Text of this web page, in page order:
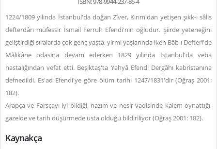
1224/1809 yılında İstanbul'da doğan Zîver, Kırım'dan yetişen şıkk-ı sâlis
defterdârı müfessir İsmail Ferruh Efendi'nin oğludur. Şiirde yeteneğini
geliştirdiği sıralarda çok genç yaşta, yirmi yaşlarında iken Bâb-ı Defterî'de
Mâlikâne odasına devam ederken 1829 yılında İstanbul'da veba
hastalığından vefat etti. Beşiktaş'ta Yahyâ Efendi Dergâhı kabristanına
defnedildi. Es'ad Efendi'ye göre ölüm tarihi 1247/1831'dir (Oğraş 2001:
182).
Arapça ve Farsçayı iyi bildiği, nazım ve nesir vadisinde kalem oynattığı,
gazelde ve tarih düşürmede usta olduğu bildiriliyor (Oğraş 2001: 182).
Kaynakça